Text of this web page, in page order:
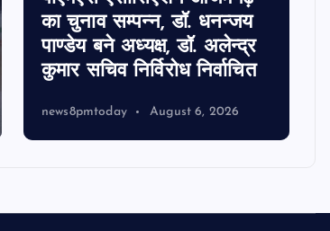
का चुनाव सम्पन्न, डॉ. धनन्जय
पाण्डेय बने अध्यक्ष, डॉ. अलेन्द्र
कुमार सचिव निर्विरोध निर्वाचित
news8pmtoday August 6, 2026